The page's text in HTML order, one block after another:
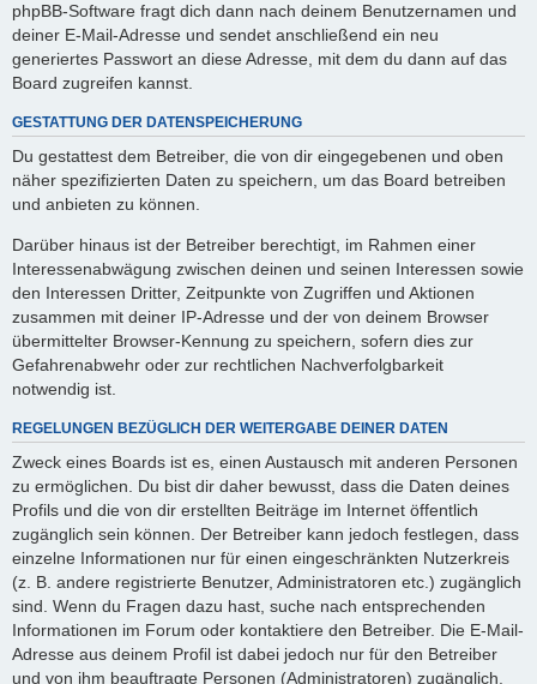
phpBB-Software fragt dich dann nach deinem Benutzernamen und
deiner E-Mail-Adresse und sendet anschließend ein neu
generiertes Passwort an diese Adresse, mit dem du dann auf das
Board zugreifen kannst.
GESTATTUNG DER DATENSPEICHERUNG
Du gestattest dem Betreiber, die von dir eingegebenen und oben
näher spezifizierten Daten zu speichern, um das Board betreiben
und anbieten zu können.
Darüber hinaus ist der Betreiber berechtigt, im Rahmen einer
Interessenabwägung zwischen deinen und seinen Interessen sowie
den Interessen Dritter, Zeitpunkte von Zugriffen und Aktionen
zusammen mit deiner IP-Adresse und der von deinem Browser
übermittelter Browser-Kennung zu speichern, sofern dies zur
Gefahrenabwehr oder zur rechtlichen Nachverfolgbarkeit
notwendig ist.
REGELUNGEN BEZÜGLICH DER WEITERGABE DEINER DATEN
Zweck eines Boards ist es, einen Austausch mit anderen Personen
zu ermöglichen. Du bist dir daher bewusst, dass die Daten deines
Profils und die von dir erstellten Beiträge im Internet öffentlich
zugänglich sein können. Der Betreiber kann jedoch festlegen, dass
einzelne Informationen nur für einen eingeschränkten Nutzerkreis
(z. B. andere registrierte Benutzer, Administratoren etc.) zugänglich
sind. Wenn du Fragen dazu hast, suche nach entsprechenden
Informationen im Forum oder kontaktiere den Betreiber. Die E-Mail-
Adresse aus deinem Profil ist dabei jedoch nur für den Betreiber
und von ihm beauftragte Personen (Administratoren) zugänglich.